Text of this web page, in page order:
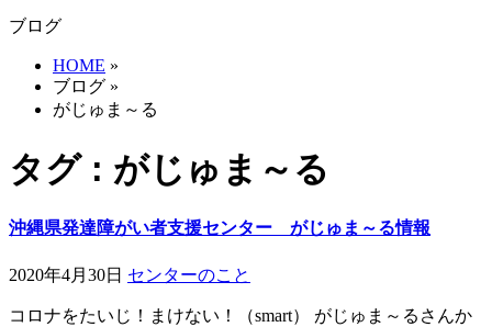
ば
す
ブログ
HOME »
ブログ »
がじゅま～る
タグ : がじゅま～る
沖縄県発達障がい者支援センター がじゅま～る情報
2020年4月30日 センターのこと
コロナをたいじ！まけない！（smart） がじゅま～るさんか